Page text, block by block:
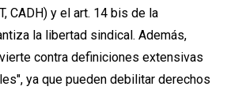
CADH) y el art. 14 bis de la
la libertad sindical. Además,
contra definiciones extensivas
ya que pueden debilitar derechos